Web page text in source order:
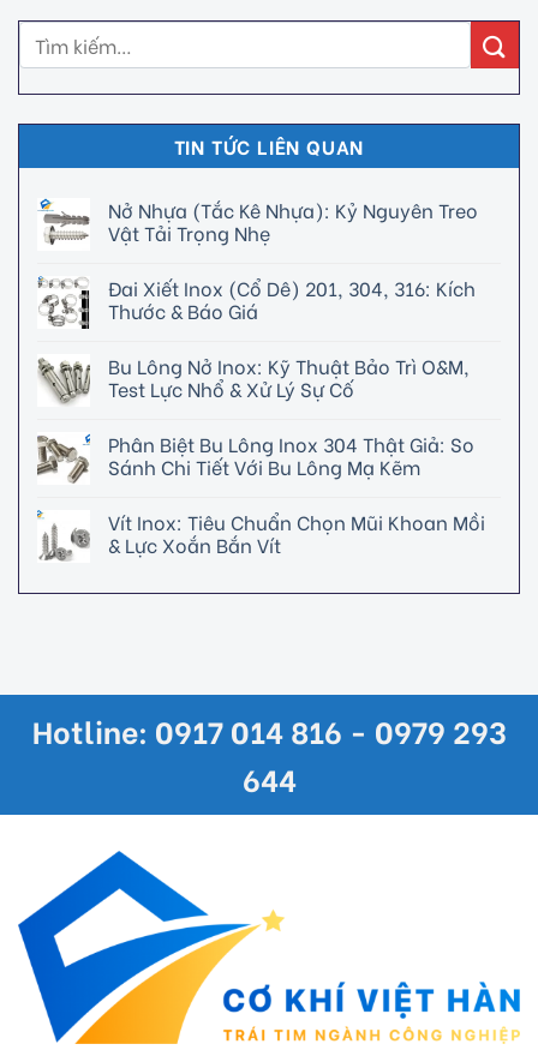
TIN TỨC LIÊN QUAN
Nở Nhựa (Tắc Kê Nhựa): Kỷ Nguyên Treo
Vật Tải Trọng Nhẹ
Đai Xiết Inox (Cổ Dê) 201, 304, 316: Kích
Thước & Báo Giá
Bu Lông Nở Inox: Kỹ Thuật Bảo Trì O&M,
Test Lực Nhổ & Xử Lý Sự Cố
Phân Biệt Bu Lông Inox 304 Thật Giả: So
Sánh Chi Tiết Với Bu Lông Mạ Kẽm
Vít Inox: Tiêu Chuẩn Chọn Mũi Khoan Mồi
& Lực Xoắn Bắn Vít
Hotline: 0917 014 816 - 0979 293
644